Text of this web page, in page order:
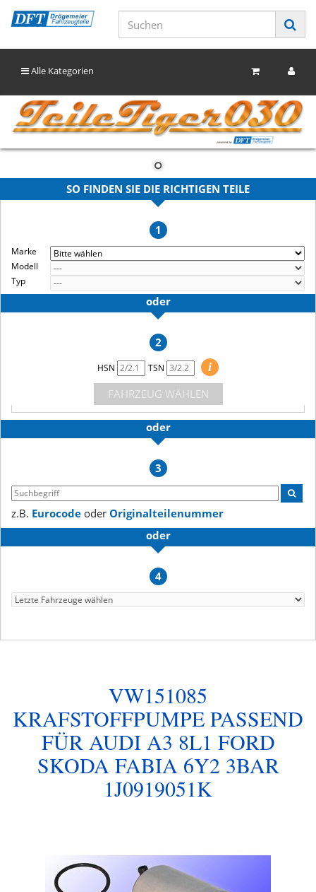
Alle Kategorien
SO FINDEN SIE DIE RICHTIGEN TEILE
1
Marke
Modell
Typ
oder
2
HSN TSN
i
FAHRZEUG WÄHLEN
oder
3
z.B. Eurocode oder Originalteilenummer
oder
4
VW151085
KRAFSTOFFPUMPE PASSEND
FÜR AUDI A3 8L1 FORD
SKODA FABIA 6Y2 3BAR
1J0919051K